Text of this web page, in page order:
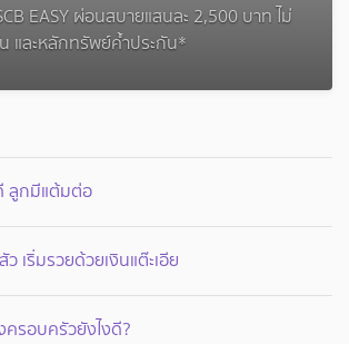
EASY ผ่อนสบายแสนละ 2,500 บาท ไม่
และหลักทรัพย์ค้ำประกัน*
ลูกมีแต้มต่อ
ว เริ่มรวยด้วยเงินแต๊ะเอีย
ครอบครัวยังไงดี?